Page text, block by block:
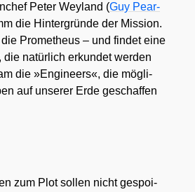
Peter Wey­land (Guy Pear­
die Hin­ter­grün­de der Mis­si­on.
Pro­me­theus – und fin­det eine
die natür­lich erkun­det wer­den
die »Engi­neers«, die mög­li­
auf unse­rer Erde geschaf­fen
zum Plot sol­len nicht gespoi­